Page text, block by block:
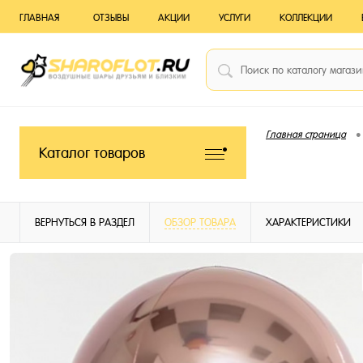
ГЛАВНАЯ ОТЗЫВЫ АКЦИИ УСЛУГИ КОЛЛЕКЦИИ
Каталог товаров
Главная страница •
ВЕРНУТЬСЯ В РАЗДЕЛ ОБЗОР ТОВАРА ХАРАКТЕРИСТИКИ